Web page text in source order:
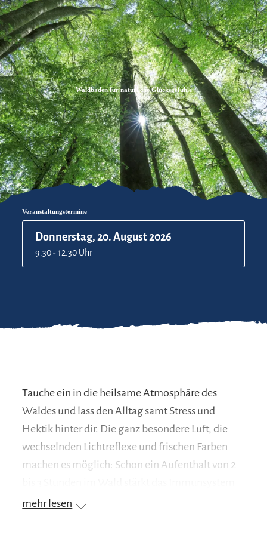
Zum
Inhalt
Zur
Suche
Zum
Footer
Waldbaden für natürliche Glücksgefühle
Veranstaltungstermine
Donnerstag, 20. August 2026
9:30 - 12:30 Uhr
Tauche ein in die heilsame Atmosphäre des
Waldes und lass den Alltag samt Stress und
Hektik hinter dir. Die ganz besondere Luft, die
wechselnden Lichtreflexe und frischen Farben
machen es möglich: Schon ein Aufenthalt von 2
deutlich, reduziert Stress und Ängste und schafft
mehr lesen